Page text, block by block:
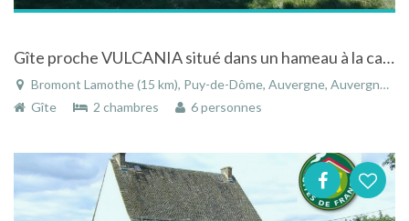
Gîte proche VULCANIA situé dans un hameau à la campagne
Bromont Lamothe (15 km), Puy-de-Dôme, Auvergne, Auvergne-Rhône-Alpes, France
Gîte
2 chambres 6 personnes